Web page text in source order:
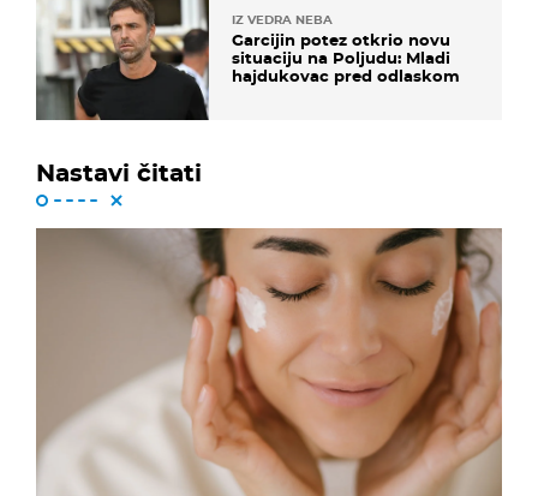
IZ VEDRA NEBA
Garcijin potez otkrio novu
situaciju na Poljudu: Mladi
hajdukovac pred odlaskom
Nastavi čitati